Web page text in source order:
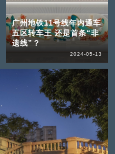
广州地铁11号线年内通车
五区转车王 还是首条“非
遗线”？
2024-05-13